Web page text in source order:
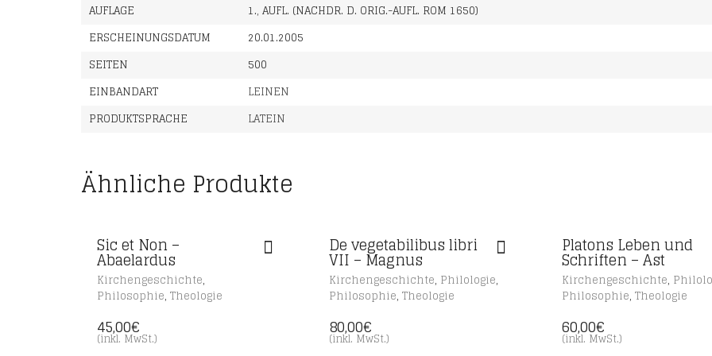
AUFLAGE
1., AUFL. (NACHDR. D. ORIG.-AUFL. ROM 1650)
ERSCHEINUNGSDATUM
20.01.2005
SEITEN
500
EINBANDART
LEINEN
PRODUKTSPRACHE
LATEIN
Ähnliche Produkte
Sic et Non –
Abaelardus
Kirchengeschichte,
Philosophie, Theologie
45,00€
(inkl. MwSt.)
De vegetabilibus libri
VII – Magnus
Kirchengeschichte, Philologie,
Philosophie,Theologie
80,00€
(inkl. MwSt.)
Platons Leben und
Schriften – Ast
Kirchengeschichte,
Philosophie, Theologie
60,00€
(inkl. MwSt.)